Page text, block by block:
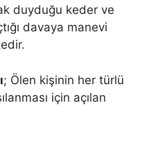
duyduğu keder ve
davaya manevi
; Ölen kişinin her türlü
için açılan